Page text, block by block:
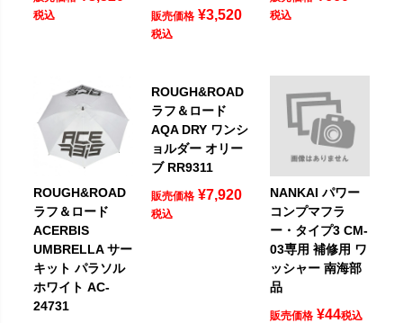
税込 販売価格 ¥3,520
税込
税込
ROUGH&ROAD
ラフ＆ロード
ACERBIS
UMBRELLA サー
キット パラソル
ホワイト AC-
24731
ROUGH&ROAD
ラフ＆ロード
AQA DRY ワンシ
ョルダー オリー
ブ RR9311
販売価格 ¥7,920
税込
NANKAI パワー
コンプマフラ
ー・タイプ3 CM-
03専用 補修用 ワ
ッシャー 南海部
品
販売価格 ¥44税込